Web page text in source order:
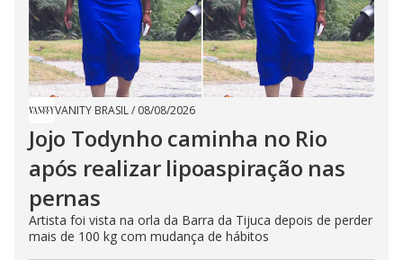
VANITY BRASIL/ 08/08/2026
Jojo Todynho caminha no Rio
após realizar lipoaspiração nas
pernas
Artista foi vista na orla da Barra da Tijuca depois de perder
mais de 100 kg com mudança de hábitos